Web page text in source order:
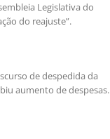
Legislativa do
do reajuste”.
de despedida da
aumento de despesas.